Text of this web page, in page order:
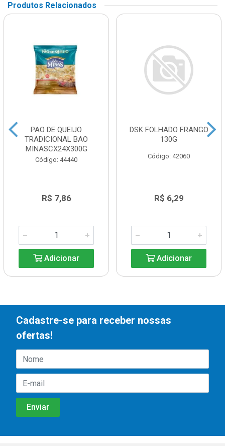
Produtos Relacionados
PAO DE QUEIJO
TRADICIONAL BAO
MINASCX24X300G
Código: 44440
R$ 7,86
Adicionar
DSK FOLHADO FRANGO
130G
Código: 42060
R$ 6,29
Adicionar
Cadastre-se para receber nossas
ofertas!